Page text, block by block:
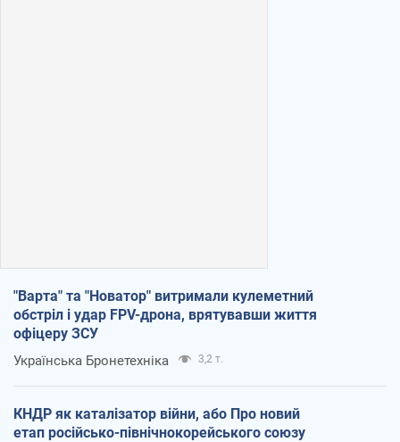
"Варта" та "Новатор" витримали кулеметний
обстріл і удар FPV-дрона, врятувавши життя
офіцеру ЗСУ
Українська Бронетехніка 3,2 т.
КНДР як каталізатор війни, або Про новий
етап російсько-північнокорейського союзу